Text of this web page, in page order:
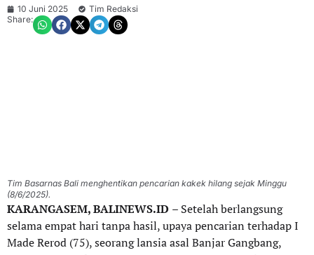
10 Juni 2025
Tim Redaksi
Share:
Tim Basarnas Bali menghentikan pencarian kakek hilang sejak Minggu
(8/6/2025).
KARANGASEM, BALINEWS.ID – Setelah berlangsung
selama empat hari tanpa hasil, upaya pencarian terhadap I
Made Rerod (75), seorang lansia asal Banjar Gangbang,